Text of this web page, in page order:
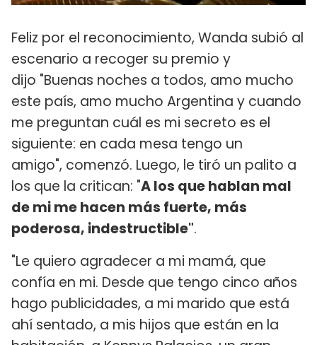
Feliz por el reconocimiento, Wanda subió al
escenario a recoger su premio y
dijo "Buenas noches a todos, amo mucho
este país, amo mucho Argentina y cuando
me preguntan cuál es mi secreto es el
siguiente: en cada mesa tengo un
amigo", comenzó. Luego, le tiró un palito a
los que la critican: "A los que hablan mal
de mi me hacen más fuerte, más
poderosa, indestructible".
"Le quiero agradecer a mi mamá, que
confía en mi. Desde que tengo cinco años
hago publicidades, a mi marido que está
ahí sentado, a mis hijos que están en la